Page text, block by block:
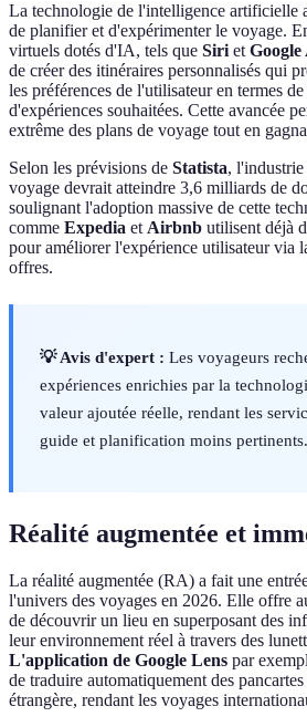
La technologie de l'intelligence artificielle
de planifier et d'expérimenter le voyage.
virtuels dotés d'IA, tels que Siri et Google
de créer des itinéraires personnalisés qui
les préférences de l'utilisateur en termes
d'expériences souhaitées. Cette avancée
extrême des plans de voyage tout en
Selon les prévisions de Statista,
voyage devrait atteindre 3,6 milliards de
soulignant l'adoption massive de cette
comme Expedia et Airbnb utilisent déjà
pour améliorer l'expérience utilisateur via
offres.
💡 Avis d'expert : Les voyageurs
expériences enrichies par la
valeur ajoutée réelle, rendant les
guide et planification moins pertinents.
Réalité augmentée et
La réalité augmentée (RA) a fait une
l'univers des voyages en 2026. Elle offre
de découvrir un lieu en superposant des
leur environnement réel à travers des
L'application de Google Lens par
de traduire automatiquement des
étrangère, rendant les voyages